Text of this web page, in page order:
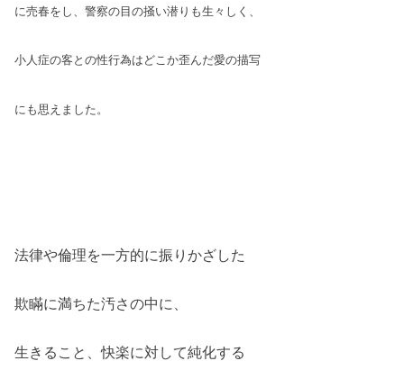
に売春をし、警察の目の掻い潜りも生々しく、
小人症の客との性行為はどこか歪んだ愛の描写
にも思えました。
法律や倫理を一方的に振りかざした
欺瞞に満ちた汚さの中に、
生きること、快楽に対して純化する